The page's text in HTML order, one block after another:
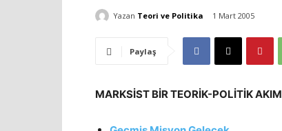
Yazan Teori ve Politika 1 Mart 2005
Paylaş
MARKSİST BİR TEORİK-POLİTİK AKIM